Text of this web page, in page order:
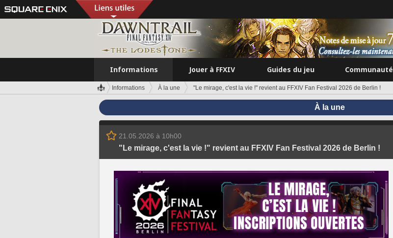
Informations Jouer à FFXIV Guides du jeu Communauté
Informations À la une "Le mirage, c'est la vie !" revient au FFXIV Fan Festival 2026 de Berlin !
À la une
21.05.2026 à 10h00
"Le mirage, c'est la vie !" revient au FFXIV Fan Festival 2026 de Berlin !